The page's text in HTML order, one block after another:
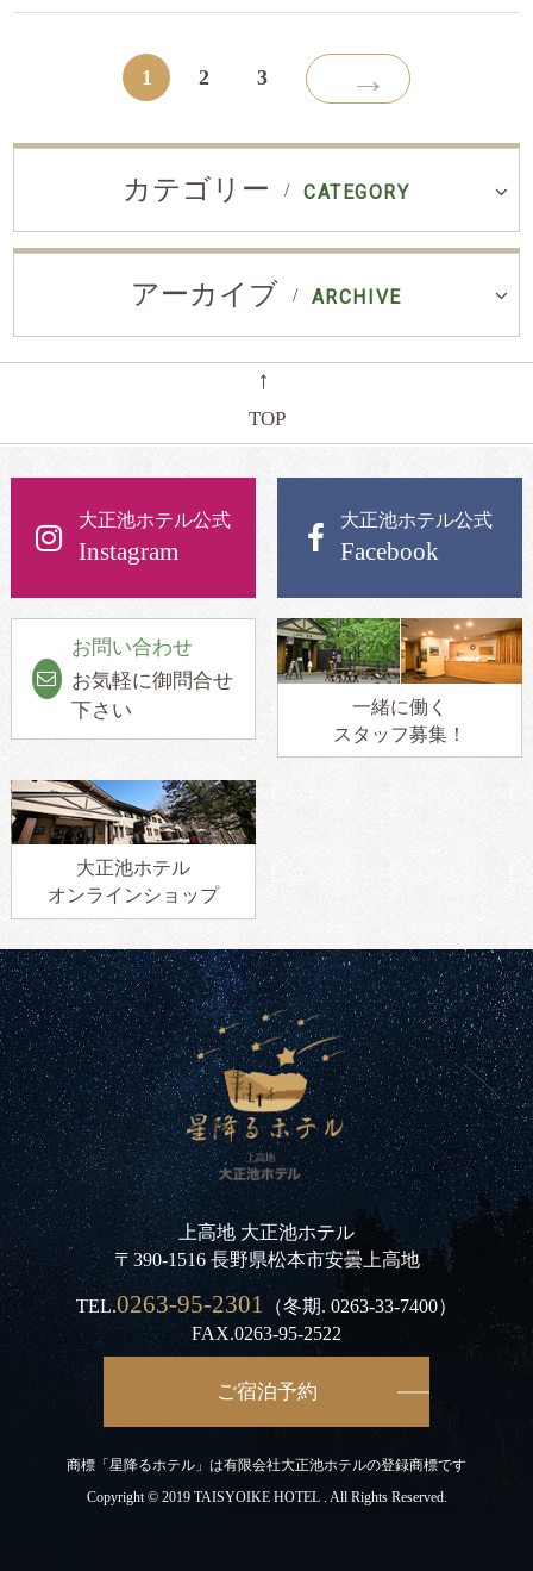
1 2 3 →
カテゴリー CATEGORY
アーカイブ ARCHIVE
←
TOP
大正池ホテル公式
Instagram
大正池ホテル公式
Facebook
お問い合わせ
お気軽に御問合せ
下さい
一緒に働く
スタッフ募集！
大正池ホテル
オンラインショップ
上高地 大正池ホテル
〒390-1516 長野県松本市安曇上高地
TEL.0263-95-2301 （冬期.0263-33-7400）
FAX.0263-95-2522
ご宿泊予約
商標「星降るホテル」は有限会社大正池ホテルの登録商標です
Copyright © 2019 TAISYOIKE HOTEL . All Rights Reserved.